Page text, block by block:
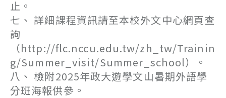
止。
七、 詳細課程資訊請至本校外文中心網頁查
詢
（http://flc.nccu.edu.tw/zh_tw/Trainin
g/Summer_visit/Summer_school）。
八、 檢附2025年政大遊學文山暑期外語學
分班海報供參。